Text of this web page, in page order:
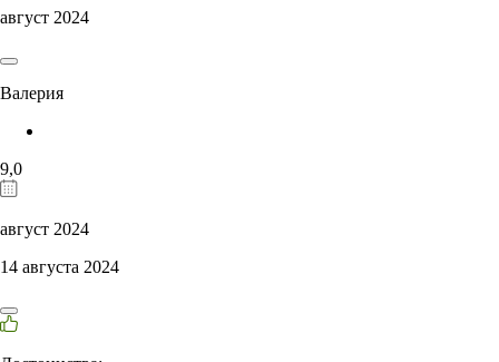
август 2024
Валерия
9,0
август 2024
14 августа 2024